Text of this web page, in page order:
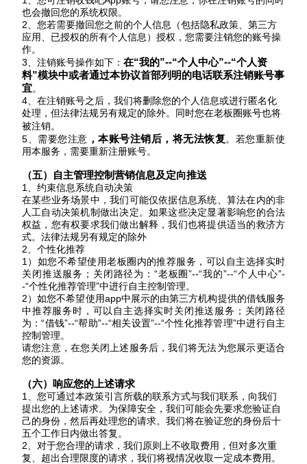
也会撤回您的系统权限。
2、您若需要撤回您之前的个人信息（包括隐私政策、第三方
应用、已授权的所有个人信息）授权，您需要注销您的账号操
作。
3、注销账号操作如下： 在“我的”--“个人中心”--“个人资
料”模块中或者通过本协议首部列明的电话联系注销账号事
宜。
4、在注销账号之后，我们将删除您的个人信息或进行匿名化
处理，但法律法规另有规定的除外。同时您在老板圈账号也将
被注销。
5、需要您注意 ，本账号注销后，将无法恢复。若您重新使
用本服务，需要重新注册账号。
（五） 自主管理控制营销信息及定向推送
1、约束信息系统自动决策
在某些业务场景中，我们可能仅依据信息系统、算法在内的非
人工自动决策机制做出决定。如果这些决定显著影响您的合法
权益，您有权要求我们做出解释，我们也将提供适当的救济方
式。法律法规另有规定的除外
2、个性化推荐
1）如您不希望使用老板圈内的推荐服务，可以自主选择实时
关闭推送服务；关闭路径为 ： “老板圈”--“我的”--“个人中心”-
-“个性化推荐管理”中进行自主控制管理。
2）如您不希望使用app中展示的由第三方机构提供的借钱服务
中推荐服务时，可以自主选择实时关闭推送服务；关闭路径
为：“借钱”--“帮助”--“相关设置”--“个性化推荐管理”中进行自主
控制管理。
请您注意，在您关闭上述服务后，我们将无法为您展示更适合
您的资源。
（六）响应您的上述请求
1、您可通过本政策引言所载的联系方式与我们联系，向我们
提出您的上述请求。为保障安全，我们可能会先要求您验证自
己的身份，然后再处理您的请求。我们将在验证您的身份后十
五个工作日内做出答复。
2、对于您合理的请求，我们原则上不收取费用，但对多次重
复、超出合理限度的请求，我们将视情况收取一定成本费用。